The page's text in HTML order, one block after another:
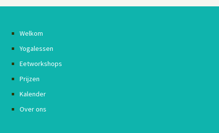
Welkom
Yogalessen
Eetworkshops
Prijzen
Kalender
Over ons